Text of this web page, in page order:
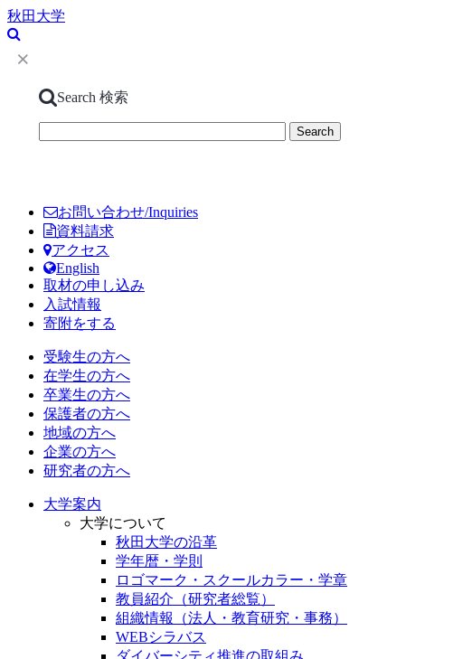
秋田大学
Search 検索
お問い合わせ/Inquiries
資料請求
アクセス
English
取材の申し込み
入試情報
寄附をする
受験生の方へ
在学生の方へ
卒業生の方へ
保護者の方へ
地域の方へ
企業の方へ
研究者の方へ
大学案内
大学について
秋田大学の沿革
学年暦・学則
ロゴマーク・スクールカラー・学章
教員紹介（研究者総覧）
組織情報（法人・教育研究・事務）
WEBシラバス
ダイバーシティ推進の取組み